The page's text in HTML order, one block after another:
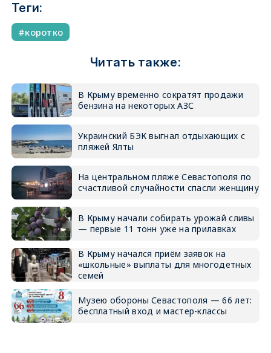
Теги:
коротко
Читать также:
В Крыму временно сократят продажи
бензина на некоторых АЗС
Украинский БЭК выгнал отдыхающих с
пляжей Ялты
На центральном пляже Севастополя по
счастливой случайности спасли женщину
В Крыму начали собирать урожай сливы
— первые 11 тонн уже на прилавках
В Крыму начался приём заявок на
«школьные» выплаты для многодетных
семей
Музею обороны Севастополя — 66 лет:
бесплатный вход и мастер-классы